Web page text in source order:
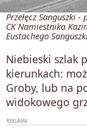
Przełęcz Sanguszki
CK Namiestnika
Eustachego
Niebieski szlak
kierunkach:
Groby, lub na
widokowego